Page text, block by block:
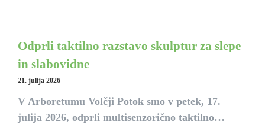
Odprli taktilno razstavo skulptur za slepe
in slabovidne
21. julija 2026
V Arboretumu Volčji Potok smo v petek, 17.
julija 2026, odprli multisenzorično taktilno…